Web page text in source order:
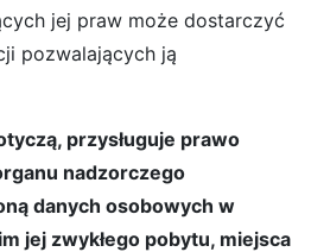
jej praw może dostarczyć
pozwalających ją
przysługuje prawo
nadzorczego
danych osobowych w
jej zwykłego pobytu, miejsca